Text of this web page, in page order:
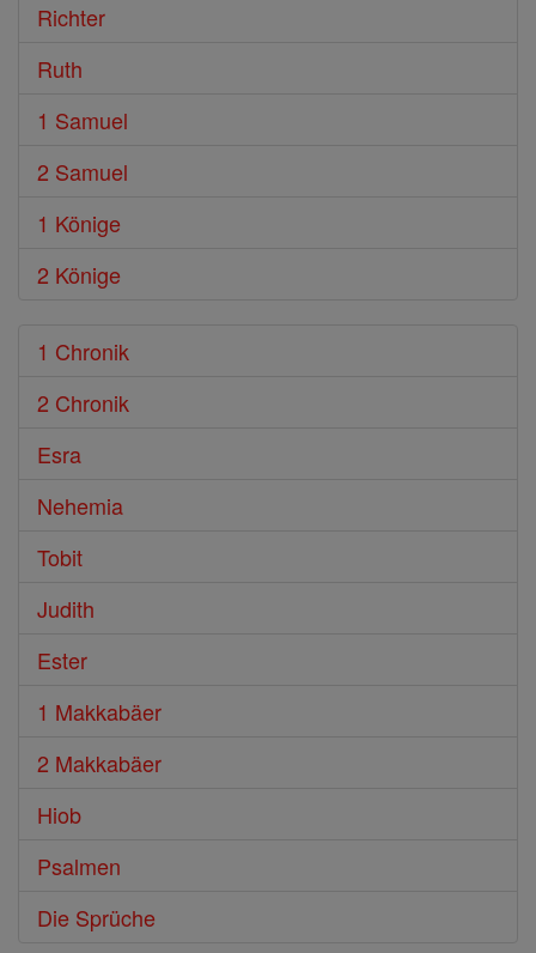
Richter
Ruth
1 Samuel
2 Samuel
1 Könige
2 Könige
1 Chronik
2 Chronik
Esra
Nehemia
Tobit
Judith
Ester
1 Makkabäer
2 Makkabäer
Hiob
Psalmen
Die Sprüche